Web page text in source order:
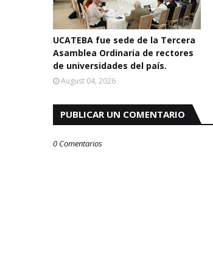
UCATEBA fue sede de la Tercera
Asamblea Ordinaria de rectores
de universidades del país.
August 04, 2026
PUBLICAR UN COMENTARIO
0 Comentarios